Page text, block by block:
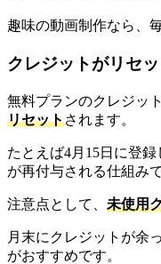
趣味の動画制作なら、
クレジットがリセ
無料プランのクレジット
リセットされます。
たとえば4月15日に登
が再付与される仕組みで
注意点として、 未使用
月末にクレジットが余
がおすすめです。